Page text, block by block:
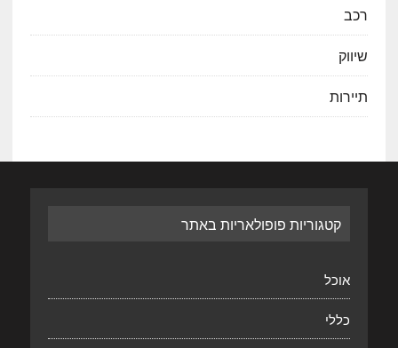
רכב
שיווק
תיירות
קטגוריות פופולאריות באתר
אוכל
כללי